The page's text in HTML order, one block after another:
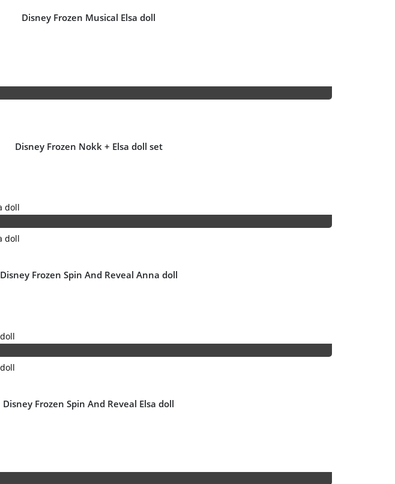
Disney Frozen Musical Elsa doll
Disney Frozen Nokk + Elsa doll set
Disney Frozen Spin And Reveal Anna doll
Disney Frozen Spin And Reveal Elsa doll